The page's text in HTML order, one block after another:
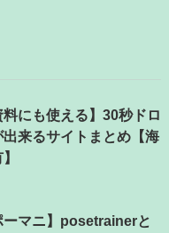
料にも使える】30秒ドロ
出来るサイトまとめ【海
ーマニ】posetrainerと